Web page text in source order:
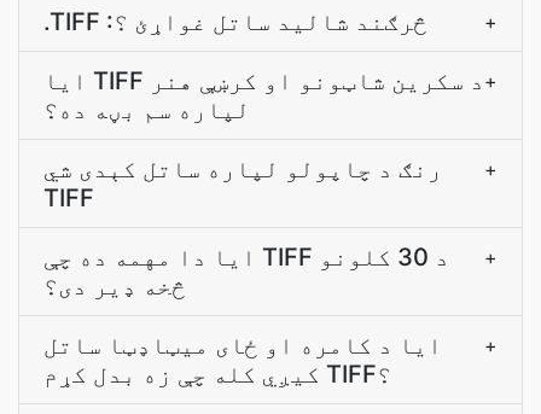
.TIFF :څرګند شاليد ساتل غواړﺉ ؟ +
ایا TIFF د سکرین شاټونو او کرښې هنر
لپاره سم بڼه ده؟
+
رنګ د چاپولو لپاره ساتل کېدی شي
TIFF
+
ایا دا مهمه ده چې TIFF د 30 کلونو
څخه ډیر دی؟
+
ایا د کامره او ځای میټاډټا ساتل
کیږي کله چې زه بدل کړم TIFF؟
+